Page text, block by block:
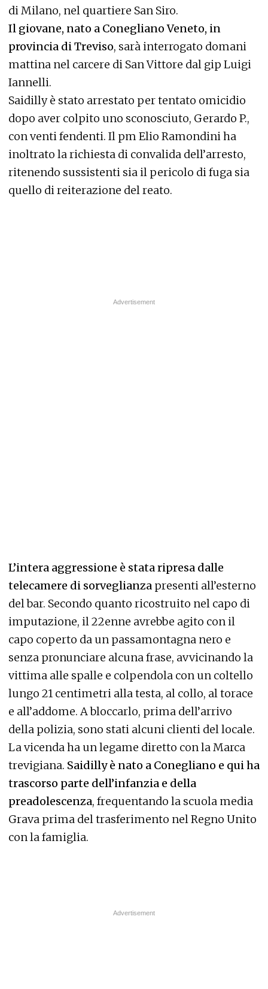
di Milano, nel quartiere San Siro.
Il giovane, nato a Conegliano Veneto, in
provincia di Treviso, sarà interrogato domani
mattina nel carcere di San Vittore dal gip Luigi
Iannelli.
Saidilly è stato arrestato per tentato omicidio
dopo aver colpito uno sconosciuto, Gerardo P.,
con venti fendenti. Il pm Elio Ramondini ha
inoltrato la richiesta di convalida dell’arresto,
ritenendo sussistenti sia il pericolo di fuga sia
quello di reiterazione del reato.
L’intera aggressione è stata ripresa dalle
telecamere di sorveglianza presenti all’esterno
del bar. Secondo quanto ricostruito nel capo di
imputazione, il 22enne avrebbe agito con il
capo coperto da un passamontagna nero e
senza pronunciare alcuna frase, avvicinando la
vittima alle spalle e colpendola con un coltello
lungo 21 centimetri alla testa, al collo, al torace
e all’addome. A bloccarlo, prima dell’arrivo
della polizia, sono stati alcuni clienti del locale.
La vicenda ha un legame diretto con la Marca
trevigiana. Saidilly è nato a Conegliano e qui ha
trascorso parte dell’infanzia e della
preadolescenza, frequentando la scuola media
Grava prima del trasferimento nel Regno Unito
con la famiglia.